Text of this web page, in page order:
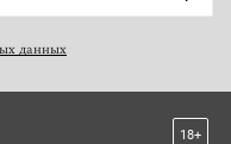
данных
18+